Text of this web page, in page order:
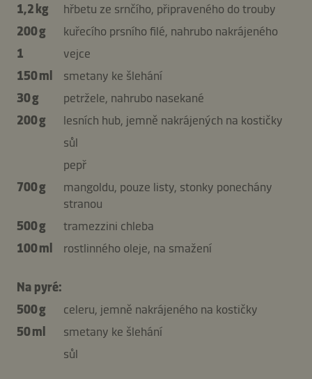
1,2 kg
hřbetu ze srnčího, připraveného do trouby
200 g
kuřecího prsního filé, nahrubo nakrájeného
1
vejce
150 ml
smetany ke šlehání
30 g
petržele, nahrubo nasekané
200 g
lesních hub, jemně nakrájených na kostičky
sůl
pepř
700 g
mangoldu, pouze listy, stonky ponechány
stranou
500 g
tramezzini chleba
100 ml
rostlinného oleje, na smažení
Na pyré:
500 g
celeru, jemně nakrájeného na kostičky
50 ml
smetany ke šlehání
sůl